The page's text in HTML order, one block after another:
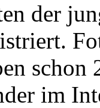
der
schon
im